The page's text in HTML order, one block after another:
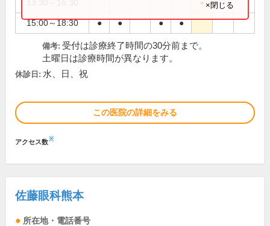
15:00～18:30 ● ● ● ●
×閉じる
備考: 受付は診療終了時間の30分前まで。
土曜日は診療時間が異なります。
休診日: 水、日、祝
この医院の詳細をみる
アクセス数※
佐藤眼科熊本
所在地・電話番号